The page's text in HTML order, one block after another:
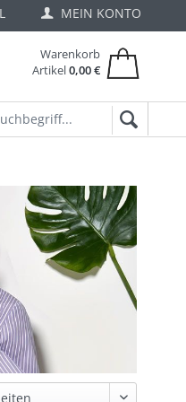
MEIN KONTO
Warenkorb
Artikel0,00 €